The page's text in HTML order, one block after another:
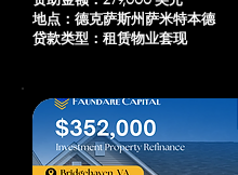
地点：德克萨斯州萨米特本德
贷款类型：租赁物业套现